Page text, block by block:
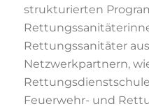
strukturierten
Rettungssanitäter
Netzwerkpartnern,
Feuerwehr- und